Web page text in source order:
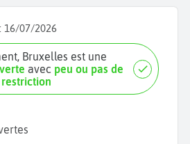
16/07/2026
avec peu ou pas de
restriction